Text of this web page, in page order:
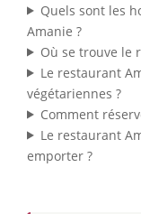
Quels sont les
Amanie ?
Où se trouve le
Le restaurant
végétariennes ?
Comment
Le restaurant
emporter ?